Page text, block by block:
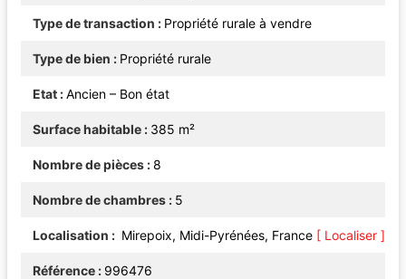
Type de transaction Propriété rurale à vendre
Type de bien Propriété rurale
Etat Ancien – Bon état
Surface habitable 385 m²
Nombre de pièces 8
Nombre de chambres 5
Localisation Mirepoix, Midi-Pyrénées, France [ Localiser ]
Référence 996476